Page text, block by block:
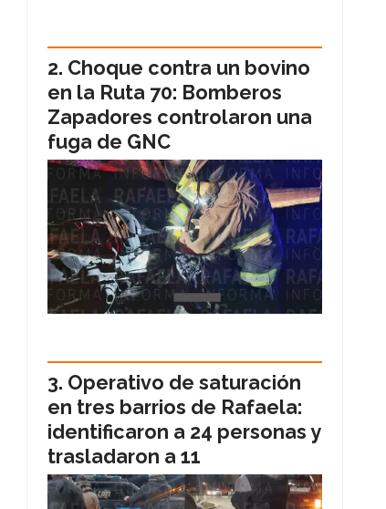
Choque contra un bovino
en la Ruta 70: Bomberos
Zapadores controlaron una
fuga de GNC
Operativo de saturación
en tres barrios de Rafaela:
identificaron a 24 personas y
trasladaron a 11